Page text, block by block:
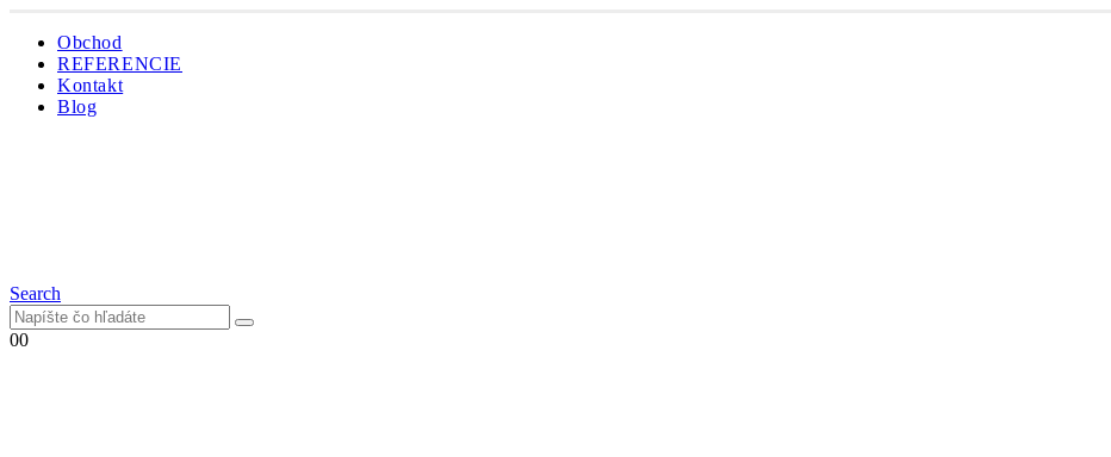
Obchod
REFERENCIE
Kontakt
Blog
Search
00